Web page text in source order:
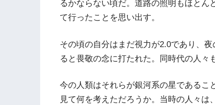
るかならない頃だ。道路の照明もほとん
て行ったことを思い出す。
その頃の自分はまだ視力が2.0であり、
ると畏敬の念に打たれた。同時代の人々
今の人類はそれらが銀河系の星であるこ
見て何を考えただろうか。当時の人々